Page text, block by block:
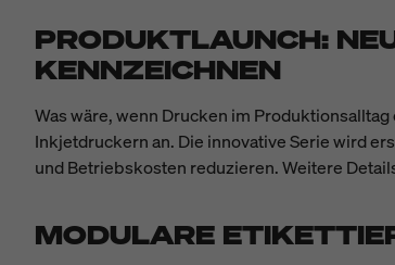
PRODUKTLAUNCH:
KENNZEICHNEN
Was wäre, wenn Drucken im
Inkjetdruckern an. Die innovative Serie wird
und Betriebskosten reduzieren. Weitere
MODULARE